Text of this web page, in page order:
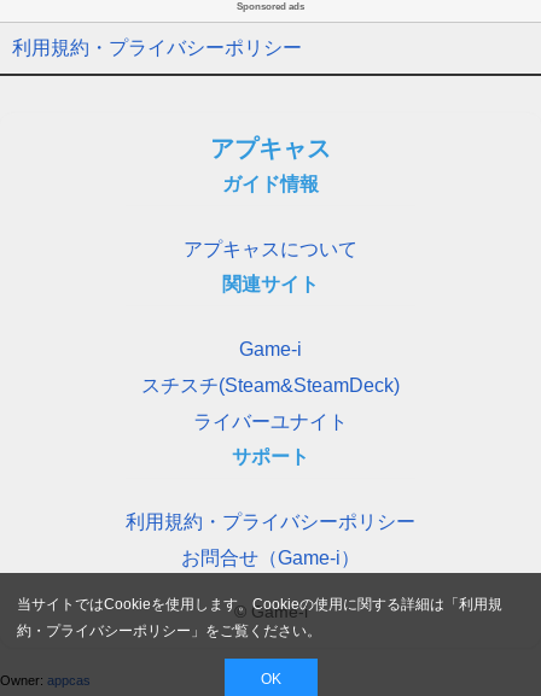
Sponsored ads
利用規約・プライバシーポリシー
アプキャス
ガイド情報
アプキャスについて
関連サイト
Game-i
スチスチ(Steam&SteamDeck)
ライバーユナイト
サポート
利用規約・プライバシーポリシー
お問合せ（Game-i）
© Game-i
Owner: appcas
当サイトではCookieを使用します。Cookieの使用に関する詳細は「利用規
約・プライバシーポリシー 」をご覧ください。
OK